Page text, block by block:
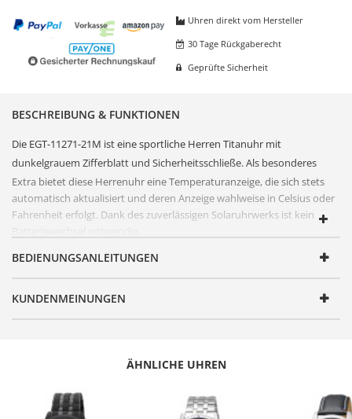
Uhren direkt vom Hersteller
30 Tage Rückgaberecht
Geprüfte Sicherheit
BESCHREIBUNG & FUNKTIONEN
Die EGT-11271-21M ist eine sportliche Herren Titanuhr mit
dunkelgrauem Zifferblatt und Sicherheitsschließe. Als besonderes
Extra bietet diese Herrenuhreine Temperaturanzeige, die sich stets
automatisch aktualisiert und deren Anzeige wahlweise in Celsius oder
Fahrenheit erfolgt. Dank des zuverlässigen Solaruhrwerks ist kein
FUNKTIONEN
Artikelnummer
EGT-11271-21M
Geschlecht
Explorer
Antrieb
Solar Drive
BEDIENUNGSANLEITUNGEN
KUNDENMEINUNGEN
ÄHNLICHE UHREN